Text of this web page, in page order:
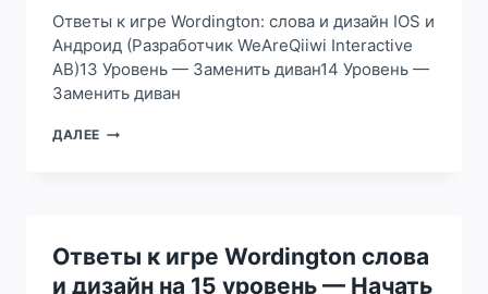
В
ГОСТИННОЙ
Ответы к игре Wordington: слова и дизайн IOS и
Андроид (Разработчик WeAreQiiwi Interactive
AB)13 Уровень — Заменить диван14 Уровень —
Заменить диван
ДАЛЕЕ ОТВЕТЫ
ДИЗАЙН
НА
13,
Ответы к игре Wordington слова
и дизайн на 15 уровень — Начать